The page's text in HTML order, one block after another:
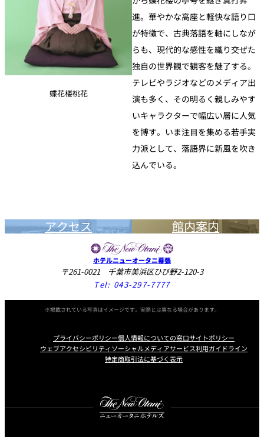
蝶花楼桃花
進。華やかな高座と軽快な語り口
が特徴で、古典落語を軸にしなが
らも、現代的な感性を織り交ぜた
独自の世界観で観客を魅了する。
テレビやラジオなどのメディア出
演も多く、その明るく親しみやす
いキャラクターで幅広い層に人気
を博す。いま注目を集める若手実
力派として、落語界に新風を吹き
込んでいる。
アクセス 館内案内
ホテルニューオータニ幕張
〒261-0021 千葉市美浜区ひび野2-120-3
Tel: 043-297-7777
※掲載されている写真はイメージです。実際とは異なる場合があります。
プライバシーポリシー個人情報についての窓口サイトポリシー
ウェブアクセシビリティソーシャルメディアサービス利用ガイドライン
特定商取引法に基づく表示